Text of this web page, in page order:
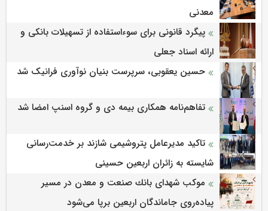
معدنی
پیگرد قانونی برای سوءاستفاده از تسهیلات بانکی و
ارائه اسناد جعلی
حسین یعقوبی، سرپرست بنیان نوآوری فرانیک شد
تفاهم‌نامه همکاری بیمه دی و گروه اسنپ امضا شد
تاکید مدیرعامل پتروشیمی شازند بر خدمت‌رسانی
شایسته به زائران اربعین حسینی
موكب شهدای بانك صنعت و معدن در مسیر
پیاده‌روی جاماندگان اربعین برپا می‌شود